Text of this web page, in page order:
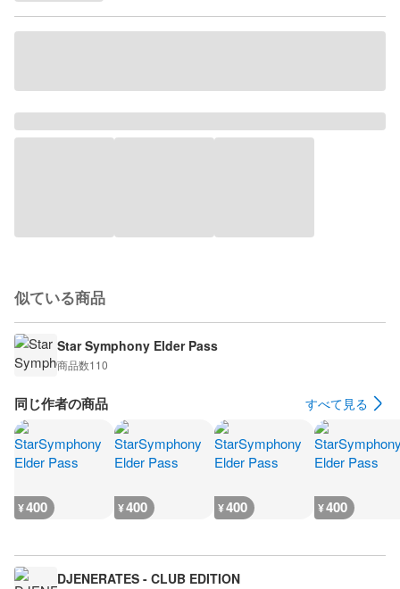
似ている商品
Star Symphony Elder Pass
商品数110
同じ作者の商品 すべて見る
¥400 ¥400 ¥400 ¥400
DJENERATES - CLUB EDITION